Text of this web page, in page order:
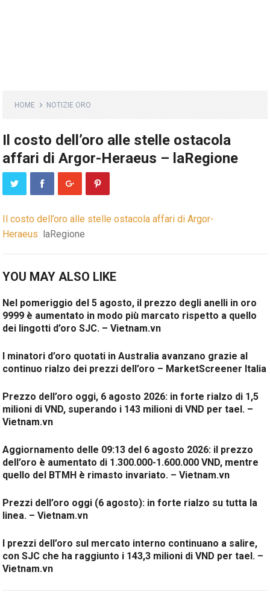
HOME NOTIZIE ORO
Il costo dell’oro alle stelle ostacola
affari di Argor-Heraeus – laRegione
Il costo dell’oro alle stelle ostacola affari di Argor-
Heraeus laRegione
YOU MAY ALSO LIKE
Nel pomeriggio del 5 agosto, il prezzo degli anelli in oro
9999 è aumentato in modo più marcato rispetto a quello
dei lingotti d’oro SJC. – Vietnam.vn
I minatori d’oro quotati in Australia avanzano grazie al
continuo rialzo dei prezzi dell’oro – MarketScreener Italia
Prezzo dell’oro oggi, 6 agosto 2026: in forte rialzo di 1,5
milioni di VND, superando i 143 milioni di VND per tael. –
Vietnam.vn
Aggiornamento delle 09:13 del 6 agosto 2026: il prezzo
dell’oro è aumentato di 1.300.000-1.600.000 VND, mentre
quello del BTMH è rimasto invariato. – Vietnam.vn
Prezzi dell’oro oggi (6 agosto): in forte rialzo su tutta la
linea. – Vietnam.vn
I prezzi dell’oro sul mercato interno continuano a salire,
con SJC che ha raggiunto i 143,3 milioni di VND per tael. –
Vietnam.vn